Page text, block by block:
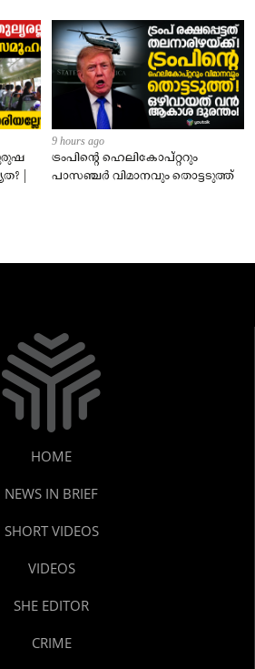
|
9 hours ago
ട്രംപിന്റെ ഹെലികോപ്റ്ററും
പാസഞ്ചര്‍ വിമാനവും തൊട്ടടുത്ത്
HOME
NEWS IN BRIEF
SHORT VIDEOS
VIDEOS
SHE EDITOR
CRIME